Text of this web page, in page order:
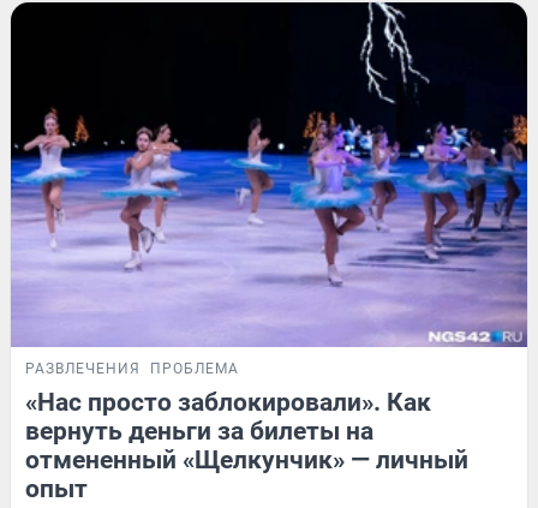
РАЗВЛЕЧЕНИЯ ПРОБЛЕМА
«Нас просто заблокировали». Как
вернуть деньги за билеты на
отмененный «Щелкунчик» — личный
опыт